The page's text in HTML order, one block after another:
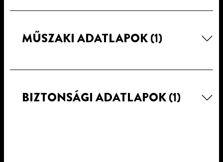
MŰSZAKI ADATLAPOK(1)
BIZTONSÁGI ADATLAPOK(1)